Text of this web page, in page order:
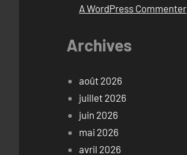
A WordPress Commenter
Archives
août 2026
juillet 2026
juin 2026
mai 2026
avril 2026